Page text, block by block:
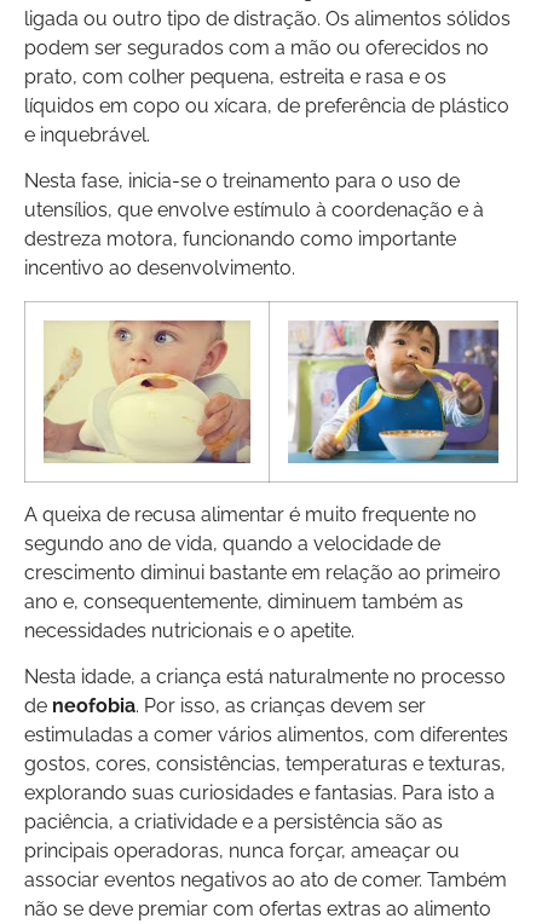
ligada ou outro tipo de distração. Os alimentos sólidos
podem ser segurados com a mão ou oferecidos no
prato, com colher pequena, estreita e rasa e os
líquidos em copo ou xícara, de preferência de plástico
e inquebrável.
Nesta fase, inicia-se o treinamento para o uso de
utensílios, que envolve estímulo à coordenação e à
destreza motora, funcionando como importante
incentivo ao desenvolvimento.
A queixa de recusa alimentar é muito frequente no
segundo ano de vida, quando a velocidade de
crescimento diminui bastante em relação ao primeiro
ano e, consequentemente, diminuem também as
necessidades nutricionais e o apetite.
Nesta idade, a criança está naturalmente no processo
de neofobia. Por isso, as crianças devem ser
estimuladas a comer vários alimentos, com diferentes
gostos, cores, consistências, temperaturas e texturas,
explorando suas curiosidades e fantasias. Para isto a
paciência, a criatividade e a persistência são as
principais operadoras, nunca forçar, ameaçar ou
associar eventos negativos ao ato de comer. Também
não se deve premiar com ofertas extras ao alimento